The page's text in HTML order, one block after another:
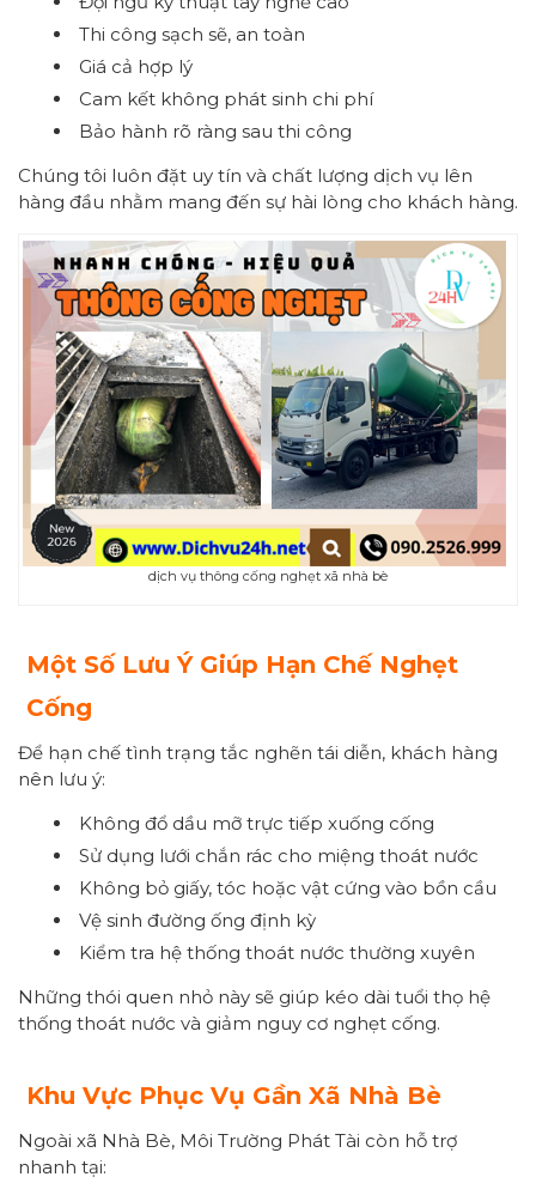
Thi công sạch sẽ, an toàn
Giá cả hợp lý
Cam kết không phát sinh chi phí
Bảo hành rõ ràng sau thi công
Chúng tôi luôn đặt uy tín và chất lượng dịch vụ lên
hàng đầu nhằm mang đến sự hài lòng cho khách hàng.
dịch vụ thông cống nghẹt xã nhà bè
Một Số Lưu Ý Giúp Hạn Chế Nghẹt
Cống
Để hạn chế tình trạng tắc nghẽn tái diễn, khách hàng
nên lưu ý:
Không đổ dầu mỡ trực tiếp xuống cống
Sử dụng lưới chắn rác cho miệng thoát nước
Không bỏ giấy, tóc hoặc vật cứng vào bồn cầu
Vệ sinh đường ống định kỳ
Kiểm tra hệ thống thoát nước thường xuyên
Những thói quen nhỏ này sẽ giúp kéo dài tuổi thọ hệ
thống thoát nước và giảm nguy cơ nghẹt cống.
Khu Vực Phục Vụ Gần Xã Nhà Bè
Ngoài xã Nhà Bè, Môi Trường Phát Tài còn hỗ trợ
nhanh tại: